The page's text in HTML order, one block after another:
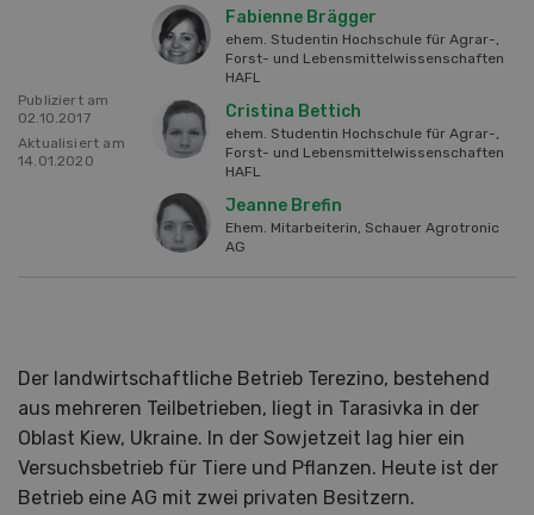
Publiziert am
02.10.2017
Aktualisiert am
14.01.2020
Fabienne Brägger
ehem. Studentin Hochschule für Agrar-,
Forst- und Lebensmittelwissenschaften
HAFL
Cristina Bettich
ehem. Studentin Hochschule für Agrar-,
Forst- und Lebensmittelwissenschaften
HAFL
Jeanne Brefin
Ehem. Mitarbeiterin, Schauer Agrotronic
AG
Der landwirtschaftliche Betrieb Terezino, bestehend
aus mehreren Teilbetrieben, liegt in Tarasivka in der
Oblast Kiew, Ukraine. In der Sowjetzeit lag hier ein
Versuchsbetrieb für Tiere und Pflanzen. Heute ist der
Betrieb eine AG mit zwei privaten Besitzern.